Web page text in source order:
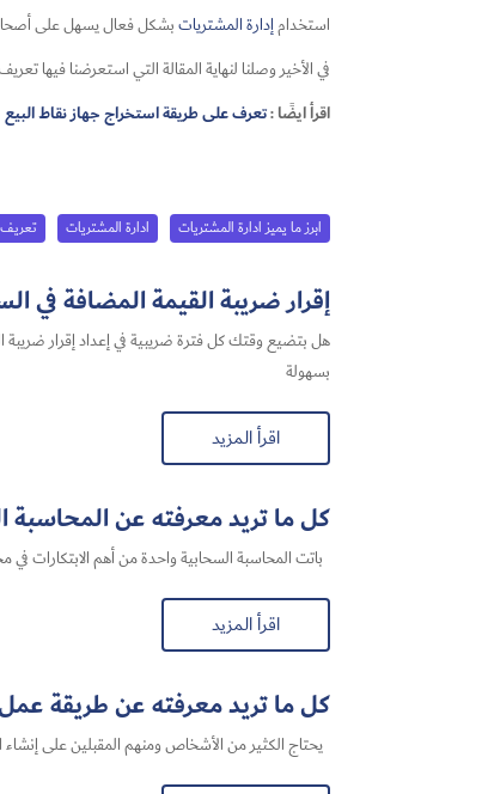
استخدامإدارة المشترياتبشكل فعال يسهل على أصحاب
في الأخير وصلنا لنهاية المقالة التي استعرضنا فيها
اقرأ ايضًا :تعرف على طريقة استخراج جهاز نقاط البيع
ابرز ما يميز ادارة المشتريات ادارة المشتريات تعريف
إقرار ضريبة القيمة المضافة في السعودية 2026: أفضل حل لتجهيز
بسهولة
اقرأ المزيد
كل ما تريد معرفته عن المحاسبة
باتت المحاسبة السحابية​ واحدة من أهم الابتكارات
اقرأ المزيد
كل ما تريد معرفته عن طريقة
يحتاج الكثير من الأشخاص ومنهم المقبلين على